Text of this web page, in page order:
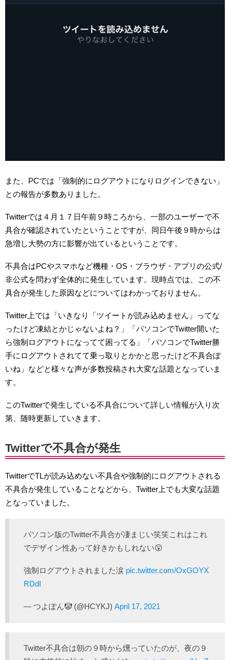
また、PCでは「強制的にログアウトになりログインできない」
との報告が多数ありました。
Twitterでは４月１７日午前９時ころから、一部のユーザーで不
具合が確認されていたということですが、同日午後９時からは
急増し大勢の方に影響が出ているということです。
不具合はPCやスマホなど機種・OS・ブラウザ・アプリの公式/
非公式を問わず全体的に発生しています。現時点では、この不
具合が発生した原因などについてはわかっておりません。
Twitter上では「いきなり「ツイートが読み込めません」ってな
ったけど凍結とかじゃないよね？」「パソコンでTwitter開いた
ら強制ログアウトになってて困ってる」「パソコンでTwitter勝
手にログアウトされてて乗っ取りとかかと思ったけど不具合ぽ
いね」などと様々な声が多数投稿され大変な話題となっていま
す。
このTwitterで発生している不具合について詳しい情報が入り次
第、随時更新していきます。
Twitterで不具合が発生
TwitterでTLが読み込めない不具合や強制的にログアウトされる
不具合が発生していることなどから、Twitter上でも大変な話題
となっていました。
パソコン版のTwitter不具合が凄まじい笑笑これはこれ
でデザイン性あって好きかもしれない😲
強制ログアウトされました涙 pic.twitter.com/OxGOYX
RDdI
— つよぽん🤡 (@HCYKJ) April 17, 2021
Twitter不具合は朝の９時から燻っていたのが、夜の９